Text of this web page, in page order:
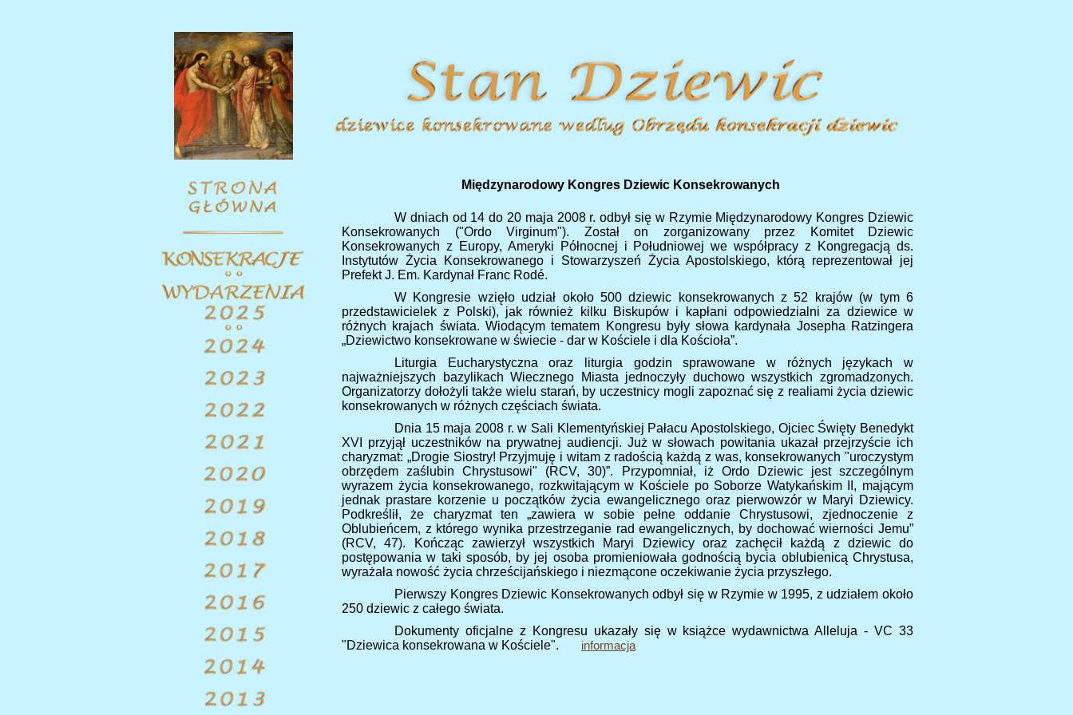
Międzynarodowy Kongres Dziewic Konsekrowanych
W dniach od 14 do 20 maja 2008 r. odbył się w Rzymie Międzynarodowy Kongres Dziewic
Konsekrowanych ("Ordo Virginum"). Został on zorganizowany przez Komitet Dziewic
Konsekrowanych z Europy, Ameryki Północnej i Południowej we współpracy z Kongregacją ds.
Instytutów Życia Konsekrowanego i Stowarzyszeń Życia Apostolskiego, którą reprezentował jej
Prefekt J. Em. Kardynał Franc Rodé.
W Kongresie wzięło udział około 500 dziewic konsekrowanych z 52 krajów (w tym 6
przedstawicielek z Polski), jak również kilku Biskupów i kapłani odpowiedzialni za dziewice w
różnych krajach świata. Wiodącym tematem Kongresu były słowa kardynała Josepha Ratzingera
„Dziewictwo konsekrowane w świecie - dar w Kościele i dla Kościoła”.
Liturgia Eucharystyczna oraz liturgia godzin sprawowane w różnych językach w
najważniejszych bazylikach Wiecznego Miasta jednoczyły duchowo wszystkich zgromadzonych.
Organizatorzy dołożyli także wielu starań, by uczestnicy mogli zapoznać się z realiami życia dziewic
konsekrowanych w różnych częściach świata.
Dnia 15 maja 2008 r. w Sali Klementyńskiej Pałacu Apostolskiego, Ojciec Święty Benedykt
XVI przyjął uczestników na prywatnej audiencji. Już w słowach powitania ukazał przejrzyście ich
charyzmat: „Drogie Siostry! Przyjmuję i witam z radością każdą z was, konsekrowanych "uroczystym
obrzędem zaślubin Chrystusowi" (RCV, 30)”. Przypomniał, iż Ordo Dziewic jest szczególnym
wyrazem życia konsekrowanego, rozkwitającym w Kościele po Soborze Watykańskim II, mającym
jednak prastare korzenie u początków życia ewangelicznego oraz pierwowzór w Maryi Dziewicy.
Podkreślił, że charyzmat ten „zawiera w sobie pełne oddanie Chrystusowi, zjednoczenie z
Oblubieńcem, z którego wynika przestrzeganie rad ewangelicznych, by dochować wierności Jemu”
(RCV, 47). Kończąc zawierzył wszystkich Maryi Dziewicy oraz zachęcił każdą z dziewic do
postępowania w taki sposób, by jej osoba promieniowała godnością bycia oblubienicą Chrystusa,
wyrażała nowość życia chrześcijańskiego i niezmącone oczekiwanie życia przyszłego.
Pierwszy Kongres Dziewic Konsekrowanych odbył się w Rzymie w 1995, z udziałem około
250 dziewic z całego świata.
Dokumenty oficjalne z Kongresu ukazały się w książce wydawnictwa Alleluja - VC 33
"Dziewica konsekrowana w Kościele". informacja